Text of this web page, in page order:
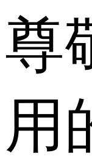
尊
用